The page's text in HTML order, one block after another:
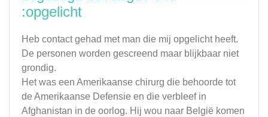
:opgelicht
Heb contact gehad met man die mij opgelicht heeft.
De personen worden gescreend maar blijkbaar niet
grondig.
Het was een Amerikaanse chirurg die behoorde tot
de Amerikaanse Defensie en die verbleef in
Afghanistan in de oorlog. Hij wou naar België komen